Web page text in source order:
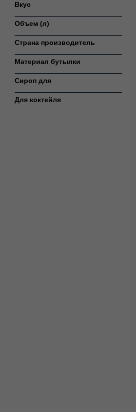
Вкус
Объем (л)
Страна производитель
Материал бутылки
Сироп для
Для коктейля